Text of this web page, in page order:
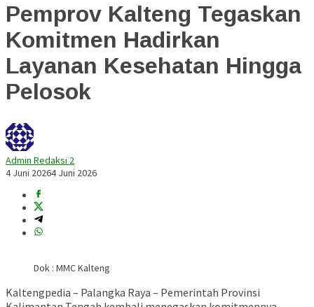
Pemprov Kalteng Tegaskan
Komitmen Hadirkan
Layanan Kesehatan Hingga
Pelosok
Admin Redaksi 2
4 Juni 20264 Juni 2026
Dok : MMC Kalteng
Kaltengpedia – Palangka Raya – Pemerintah Provinsi